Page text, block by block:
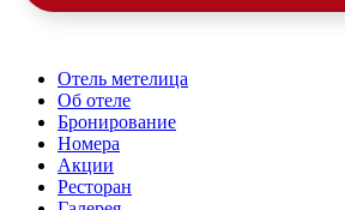
Отель метелица
Об отеле
Бронирование
Номера
Акции
Ресторан